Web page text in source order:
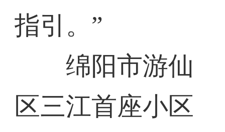
指引。”
绵阳市游仙
区三江首座小区